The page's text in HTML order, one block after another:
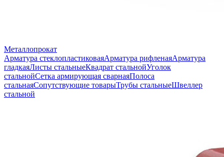
Металлопрокат
Арматура стеклопластиковаяАрматура рифленаяАрматура
гладкаяЛисты стальныеКвадрат стальнойУголок
стальнойСетка армирующая сварнаяПолоса
стальнаяСопутствующие товарыТрубы стальныеШвеллер
стальной